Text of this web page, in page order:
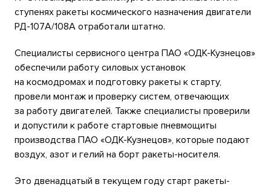
ступенях ракеты космического назначения двигатели
РД-107А/108А отработали штатно.
Специалисты сервисного центра ПАО «ОДК-Кузнецов»
обеспечили работу силовых установок
на космодромах и подготовку ракеты к старту,
провели монтаж и проверку систем, отвечающих
за работу двигателей. Также специалисты проверили
и допустили к работе стартовые пневмощиты
производства ПАО «ОДК-Кузнецов», которые подают
воздух, азот и гелий на борт ракеты-носителя.
Это двенадцатый в текущем году старт ракеты-